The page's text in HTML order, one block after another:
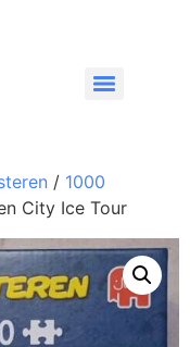
/ 1000
City Ice Tour